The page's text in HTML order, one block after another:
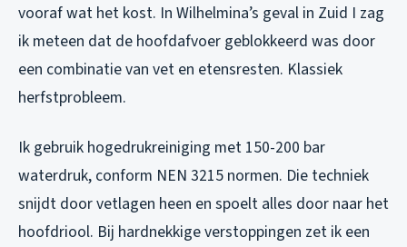
vooraf wat het kost. In Wilhelmina’s geval in Zuid I zag
ik meteen dat de hoofdafvoer geblokkeerd was door
een combinatie van vet en etensresten. Klassiek
herfstprobleem.
Ik gebruik hogedrukreiniging met 150-200 bar
waterdruk, conform NEN 3215 normen. Die techniek
snijdt door vetlagen heen en spoelt alles door naar het
hoofdriool. Bij hardnekkige verstoppingen zet ik een